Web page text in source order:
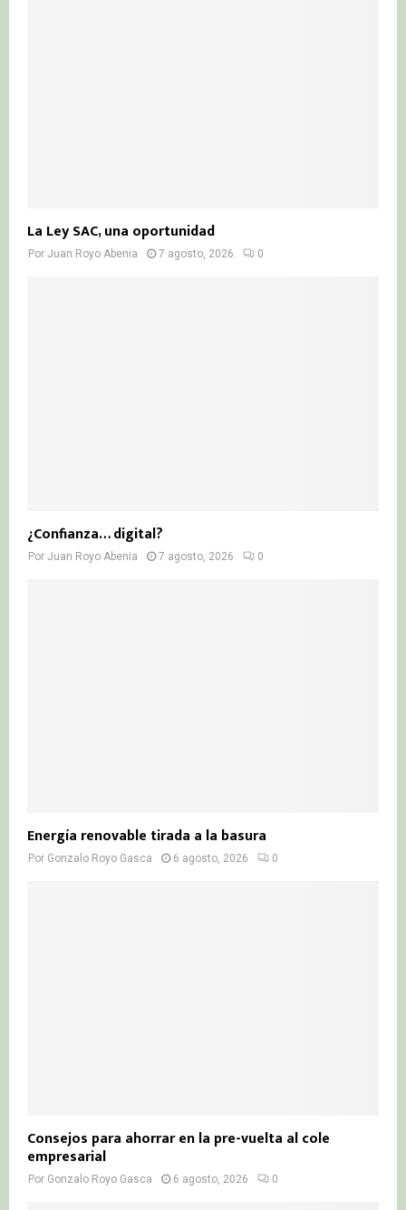
La Ley SAC, una oportunidad
Por Juan Royo Abenia 7 agosto, 2026 0
¿Confianza… digital?
Por Juan Royo Abenia 7 agosto, 2026 0
Energía renovable tirada a la basura
Por Gonzalo Royo Gasca 6 agosto, 2026 0
Consejos para ahorrar en la pre-vuelta al cole
empresarial
Por Gonzalo Royo Gasca 6 agosto, 2026 0